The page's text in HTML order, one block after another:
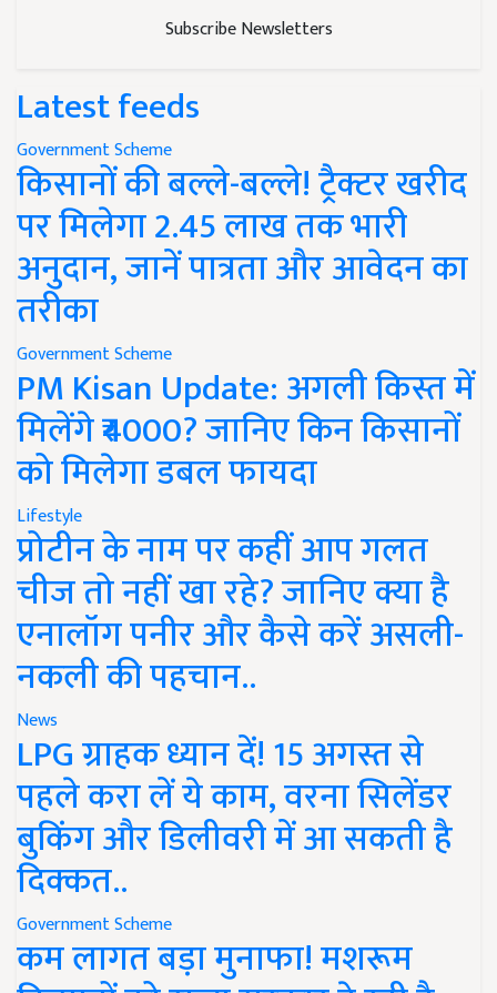
Subscribe Newsletters
Latest feeds
Government Scheme
किसानों की बल्ले-बल्ले! ट्रैक्टर खरीद
पर मिलेगा 2.45 लाख तक भारी
अनुदान, जानें पात्रता और आवेदन का
तरीका
Government Scheme
PM Kisan Update: अगली किस्त में
मिलेंगे ₹4000? जानिए किन किसानों
को मिलेगा डबल फायदा
Lifestyle
प्रोटीन के नाम पर कहीं आप गलत
चीज तो नहीं खा रहे? जानिए क्या है
एनालॉग पनीर और कैसे करें असली-
नकली की पहचान..
News
LPG ग्राहक ध्यान दें! 15 अगस्त से
पहले करा लें ये काम, वरना सिलेंडर
बुकिंग और डिलीवरी में आ सकती है
दिक्कत..
Government Scheme
कम लागत बड़ा मुनाफा! मशरूम